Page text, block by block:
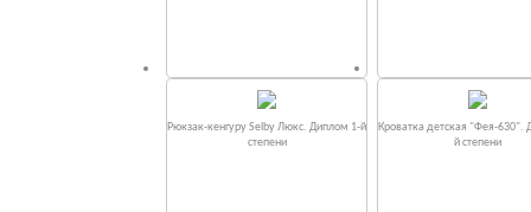
Рюкзак-кенгуру Selby Люкс. Диплом 1-й
степени
Кроватка детская "Фея-630".
й степени